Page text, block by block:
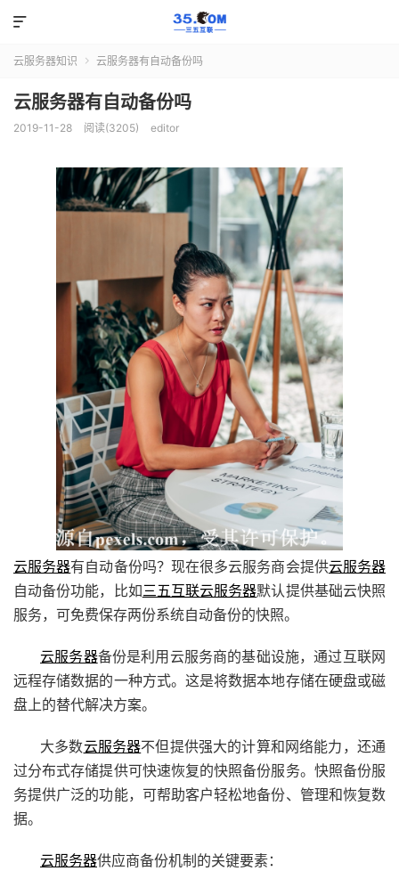

云服务器知识  云服务器有自动备份吗
云服务器有自动备份吗
2019-11-28 阅读(3205) editor
云服务器有自动备份吗？现在很多云服务商会提供云服务器
自动备份功能，比如三五互联云服务器默认提供基础云快照
服务，可免费保存两份系统自动备份的快照。
云服务器备份是利用云服务商的基础设施，通过互联网
远程存储数据的一种方式。这是将数据本地存储在硬盘或磁
盘上的替代解决方案。
大多数云服务器不但提供强大的计算和网络能力，还通
过分布式存储提供可快速恢复的快照备份服务。快照备份服
务提供广泛的功能，可帮助客户轻松地备份、管理和恢复数
据。
云服务器供应商备份机制的关键要素：